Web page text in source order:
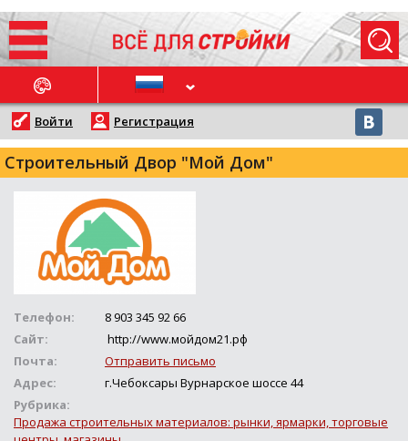
НОВОСТИ
Войти Регистрация
Строительный Двор "Мой Дом"
Телефон:
8 903 345 92 66
Сайт:
http://www.мойдом21.рф
Почта:
Отправить письмо
Адрес:
г.Чебоксары Вурнарское шоссе 44
Рубрика:
Продажа строительных материалов: рынки, ярмарки, торговые